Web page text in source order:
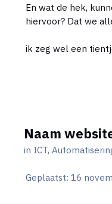
En wat de hek,
hiervoor? Dat we
ik zeg wel een
Naam
in ICT,
Geplaatst: 16